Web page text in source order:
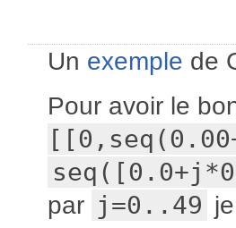
Un exemple de
Pour avoir le
par j=0..49